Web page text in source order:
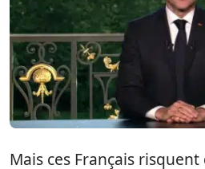
Mais ces Français risquent